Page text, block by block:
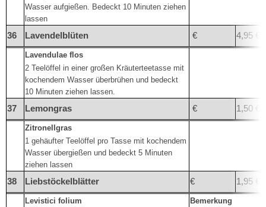
Wasser aufgießen. Bedeckt 10 Minuten ziehen
lassen
36 Lavendelblüten € 4,95 €
Lavendulae flos
2 Teelöffel in einer großen Kräuterteetasse mit
kochendem Wasser überbrühen und bedeckt
10 Minuten ziehen lassen.
37 Lemongras € 1,50 €
Zitronellgras
1 gehäufter Teelöffel pro Tasse mit kochendem
Wasser übergießen und bedeckt 5 Minuten
ziehen lassen
38 Liebstöckelblätter € 1,95 €
Levistici folium Bemerkung